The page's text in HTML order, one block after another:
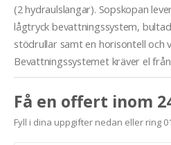
(2 hydraulslangar). Sopskopan
lågtryck bevattningssystem,
stödrullar samt en horisontell och
Bevattningssystemet kräver el
Få en offert inom
Fyll i dina uppgifter nedan eller ring